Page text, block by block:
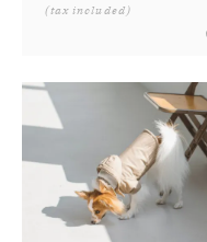
(tax included)